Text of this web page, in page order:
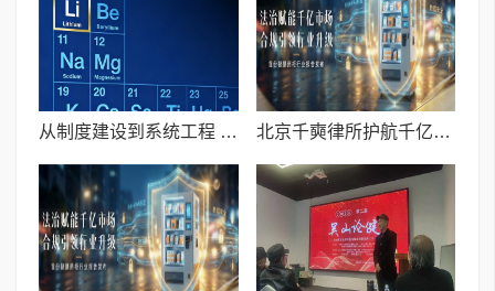
从制度建设到系统工程 千亿元动力电池回收市场迎来结构性变革 北京千奭律所护航千亿市场—行业内首份智慧药柜报告发布